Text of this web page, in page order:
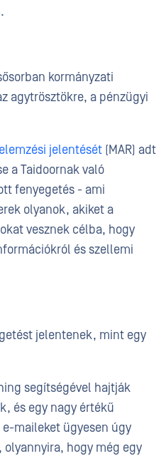
kormányzati
agytrösztökre, a pénzügyi
jelentését (MAR)
a Taidoornak való
fenyegetés - ami
olyanok, akiket a
vesznek célba, hogy
és szellemi
jelentenek, mint egy
segítségével hajtják
és egy nagy értékű
maileket ügyesen úgy
hogy még egy